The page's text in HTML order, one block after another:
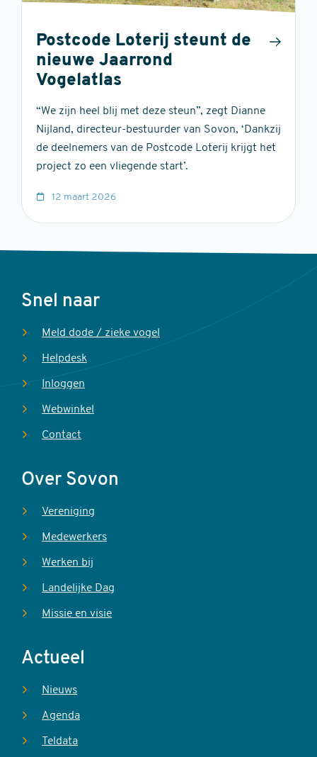
Postcode Loterij steunt de
nieuwe Jaarrond
Vogelatlas
“We zijn heel blij met deze steun”, zegt Dianne
Nijland, directeur-bestuurder van Sovon, ‘Dankzij
de deelnemers van de Postcode Loterij krijgt het
project zo een vliegende start’.
12 maart 2026
Voet
Snel naar
Meld dode / zieke vogel
Helpdesk
Inloggen
Webwinkel
Contact
Over Sovon
Vereniging
Medewerkers
Werken bij
Landelijke Dag
Missie en visie
Actueel
Nieuws
Agenda
Teldata